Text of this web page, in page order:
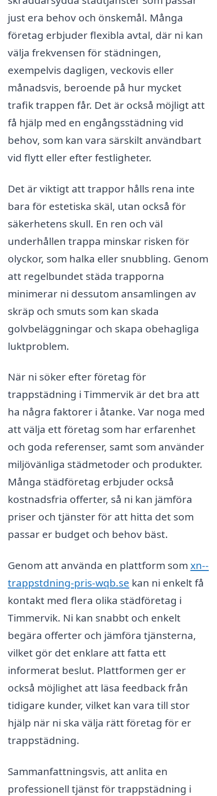
just era behov och önskemål. Många
företag erbjuder flexibla avtal, där ni kan
välja frekvensen för städningen,
exempelvis dagligen, veckovis eller
månadsvis, beroende på hur mycket
trafik trappen får. Det är också möjligt att
få hjälp med en engångsstädning vid
behov, som kan vara särskilt användbart
vid flytt eller efter festligheter.
Det är viktigt att trappor hålls rena inte
bara för estetiska skäl, utan också för
säkerhetens skull. En ren och väl
underhållen trappa minskar risken för
olyckor, som halka eller snubbling. Genom
att regelbundet städa trapporna
minimerar ni dessutom ansamlingen av
skräp och smuts som kan skada
golvbeläggningar och skapa obehagliga
luktproblem.
När ni söker efter företag för
trappstädning i Timmervik är det bra att
ha några faktorer i åtanke. Var noga med
att välja ett företag som har erfarenhet
och goda referenser, samt som använder
miljövänliga städmetoder och produkter.
Många städföretag erbjuder också
kostnadsfria offerter, så ni kan jämföra
priser och tjänster för att hitta det som
passar er budget och behov bäst.
Genom att använda en plattform som xn--
trappstdning-pris-wqb.se kan ni enkelt få
kontakt med flera olika städföretag i
Timmervik. Ni kan snabbt och enkelt
begära offerter och jämföra tjänsterna,
vilket gör det enklare att fatta ett
informerat beslut. Plattformen ger er
också möjlighet att läsa feedback från
tidigare kunder, vilket kan vara till stor
hjälp när ni ska välja rätt företag för er
trappstädning.
Sammanfattningsvis, att anlita en
professionell tjänst för trappstädning i